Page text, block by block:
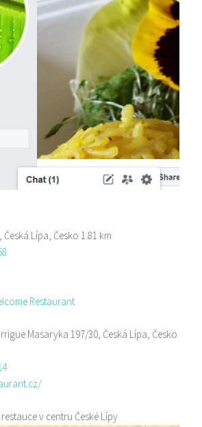
Lípa, Česko 1.81 km
Restaurant
Masaryka 197/30, Česká Lípa, Česko
v centru České Lípy